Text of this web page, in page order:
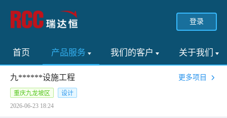
登录
首页 产品服务 我们的客户 关于我们
九******设施工程 更多项目
重庆九龙坡区
设计
2026-06-23 18:24